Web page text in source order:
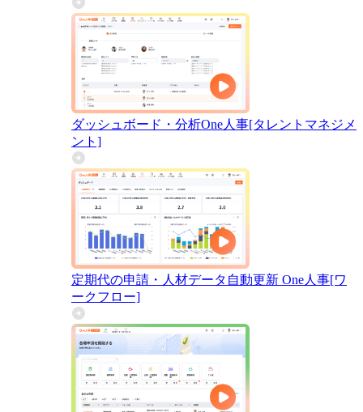
ダッシュボード・分析One人事[タレントマネジメ
ント]
定期代の申請・人材データ自動更新 One人事[ワ
ークフロー]